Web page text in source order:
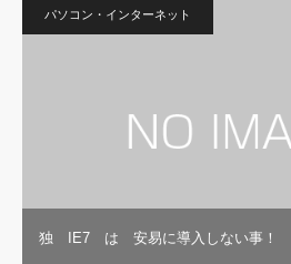
パソコン・インターネット
独 IE7 は 安易に導入しない事！